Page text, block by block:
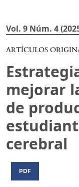
Vol. 9 Núm. 4
ARTÍCULOS
mejorar
de
cerebral
PDF